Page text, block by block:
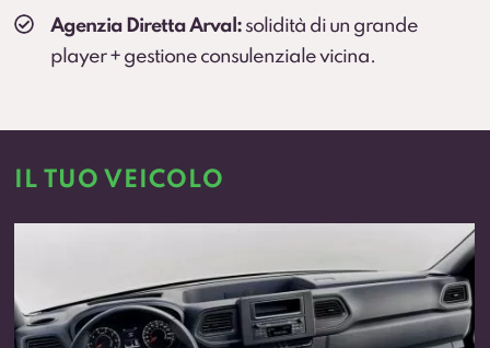
Agenzia Diretta Arval: solidità di un grande
player + gestione consulenziale vicina.
IL TUO VEICOLO